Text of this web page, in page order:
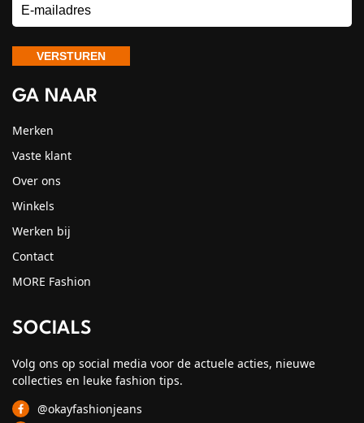
GA NAAR
Merken
Vaste klant
Over ons
Winkels
Werken bij
Contact
MORE Fashion
SOCIALS
Volg ons op social media voor de actuele acties, nieuwe
collecties en leuke fashion tips.
@okayfashionjeans